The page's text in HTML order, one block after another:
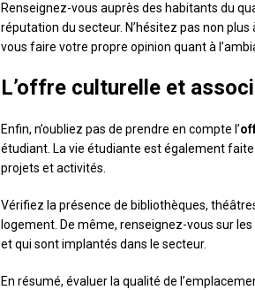
Renseignez-vous auprès des habitants du
réputation du secteur. N’hésitez pas non
vous faire votre propre opinion quant à
L’offre culturelle et
Enfin, n’oubliez pas de prendre en compte l’
étudiant. La vie étudiante est également
projets et activités.
Vérifiez la présence de bibliothèques,
logement. De même, renseignez-vous sur
et qui sont implantés dans le secteur.
En résumé, évaluer la qualité de